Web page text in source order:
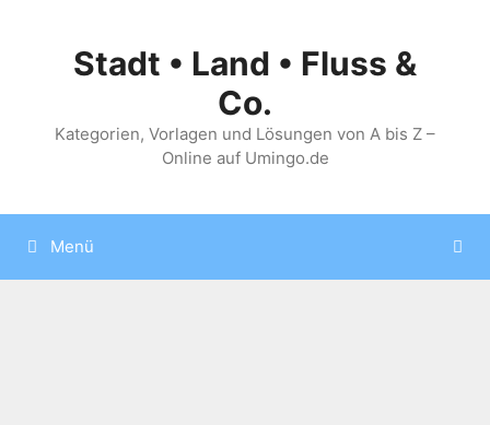
springenStadt • Land • Fluss &
Co.
Kategorien, Vorlagen und Lösungen von A bis Z –
Online auf Umingo.de
Menü